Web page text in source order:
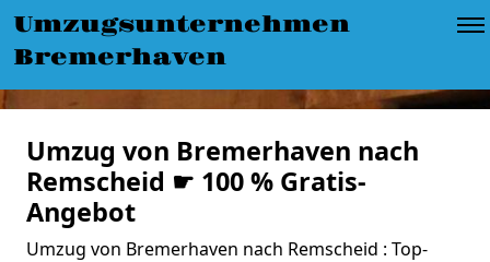
Umzugsunternehmen
Bremerhaven
Umzug von Bremerhaven nach
Remscheid ☛ 100 % Gratis-
Angebot
Umzug von Bremerhaven nach Remscheid : Top-